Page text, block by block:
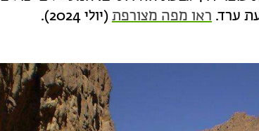
ערד. ראו מפה מצורפת (יולי 2024).